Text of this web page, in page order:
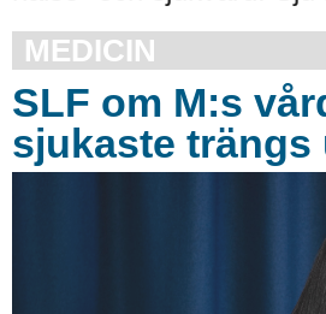
MEDICIN
SLF om M:s
sjukaste trängs